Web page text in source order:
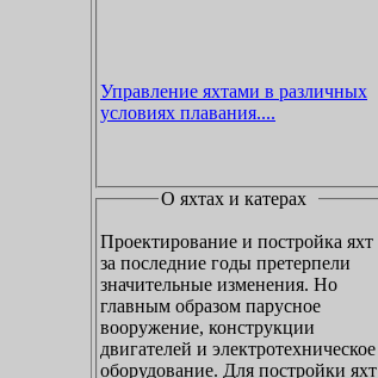
Управление яхтами в различных
условиях плавания....
О яхтах и катерах
Проектирование и постройка яхт
за последние годы претерпели
значительные изменения. Но
главным образом парусное
вооружение, конструкции
двигателей и электротехническое
оборудование. Для постройки яхт